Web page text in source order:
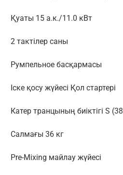
Қуаты 15 а.к./11.0 кВт
2 тактілер саны
Румпельное басқармасы
Іске қосу жүйесі Қол стартері
Катер транцының биіктігі S
Салмағы 36 кг
Pre-Mixing майлау жүйесі